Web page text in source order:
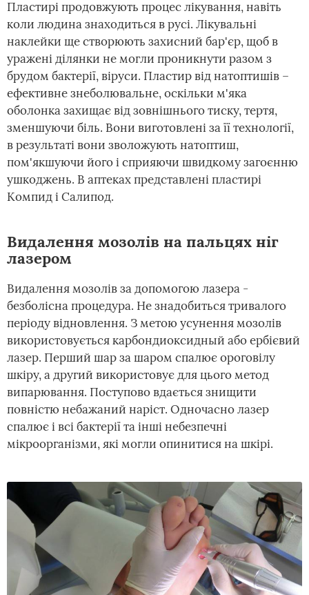
Пластирі продовжують процес лікування, навіть
коли людина знаходиться в русі. Лікувальні
наклейки ще створюють захисний бар'єр, щоб в
уражені ділянки не могли проникнути разом з
брудом бактерії, віруси. Пластир від натоптишів –
ефективне знеболювальне, оскільки м'яка
оболонка захищає від зовнішнього тиску, тертя,
зменшуючи біль. Вони виготовлені за її технології,
в результаті вони зволожують натоптиш,
пом'якшуючи його і сприяючи швидкому загоєнню
ушкоджень. В аптеках представлені пластирі
Компид і Салипод.
Видалення мозолів на пальцях ніг
лазером
Видалення мозолів за допомогою лазера -
безболісна процедура. Не знадобиться тривалого
періоду відновлення. З метою усунення мозолів
використовується карбондиоксидный або ербієвий
лазер. Перший шар за шаром спалює ороговілу
шкіру, а другий використовує для цього метод
випарювання. Поступово вдається знищити
повністю небажаний наріст. Одночасно лазер
спалює і всі бактерії та інші небезпечні
мікроорганізми, які могли опинитися на шкірі.